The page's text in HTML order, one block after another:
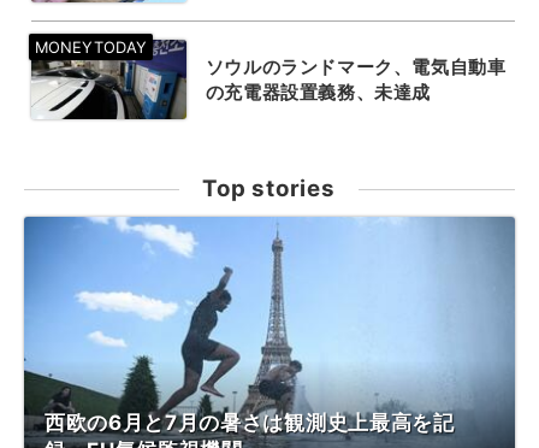
ソウルのランドマーク、電気自動車
の充電器設置義務、未達成
Top stories
西欧の6月と7月の暑さは観測史上最高を記